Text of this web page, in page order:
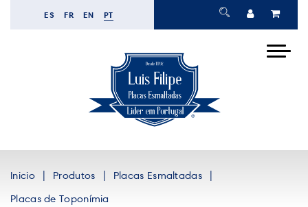
ES FR EN PT
Inicio Produtos
Placas Esmaltadas
Placas de Toponímia